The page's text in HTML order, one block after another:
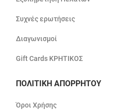
Συχνές ερωτήσεις
Διαγωνισμοί
Gift Cards ΚΡΗΤΙΚΟΣ
ΠΟΛΙΤΙΚΗ ΑΠΟΡΡΗΤΟΥ
Όροι Χρήσης